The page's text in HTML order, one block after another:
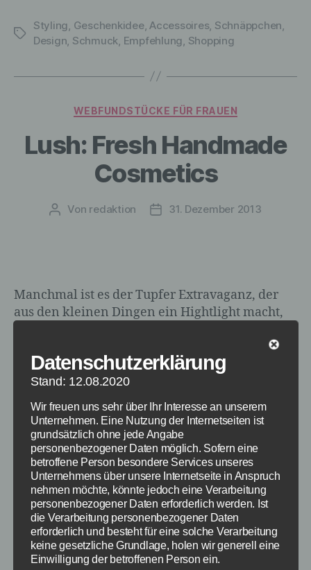
Schlagwörter
Styling Geschenkidee,Accessoires, Schnäppchen
Design Schmuck Empfehlung Shopping
Kategorien
WEBFUNDSTÜCKE FÜR FRAUEN
Lush: Fresh Handmade
Cosmetics
Beitragsautor
Von redaktion Veröffentlichungsdatum
31. Dezember 2013
Manchmal ist es der Tupfer Extravaganz, der
aus den kleinen Dingen ein Hightlight macht,
eine Sache. Produkte von den Hausmarken aus
den Drogerien haben die meisten.
Markenprodukte eher die, die es sich leisten
können. Fehlt nur die dritte Kategorie:
Diejenigen, die wissen, wo man etwas
herbekommt, […]
Schlagwörter
Empfehlung,Shopping,Styling,Geschenkidee,
Beauty
Kategorien
SCHNÄPPCHEN
Datenschutzerklärung
Stand: 12.08.2020
Wir freuen uns sehr über Ihr Interesse an unserem
Unternehmen. Eine Nutzung der Internetseiten ist
grundsätzlich ohne jede Angabe
personenbezogener Daten möglich. Sofern eine
betroffene Person besondere Services unseres
Unternehmens über unsere Internetseite in Anspruch
nehmen möchte, könnte jedoch eine Verarbeitung
personenbezogener Daten erforderlich werden. Ist
die Verarbeitung personenbezogener Daten
erforderlich und besteht für eine solche Verarbeitung
keine gesetzliche Grundlage, holen wir generell eine
Einwilligung der betroffenen Person ein.